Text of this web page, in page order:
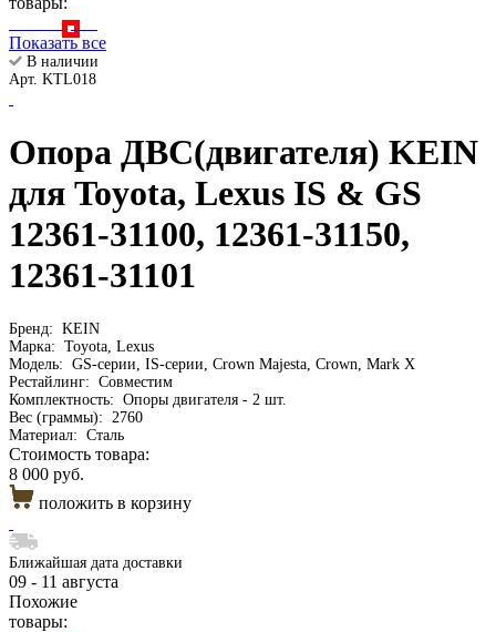
Показать все
В наличии
Арт. KTL018
Опора ДВС(двигателя) KEIN
для Toyota, Lexus IS & GS
12361-31100, 12361-31150,
12361-31101
Бренд: KEIN
Марка: Toyota, Lexus
Модель: GS-серии, IS-серии, Crown Majesta, Crown, Mark X
Рестайлинг: Совместим
Комплектность: Опоры двигателя - 2 шт.
Вес (граммы):
2760
Материал: Сталь
Стоимость товара:
8 000 руб.
положить в корзину
Ближайшая дата доставки
09 - 11 августа
Похожие
товары: